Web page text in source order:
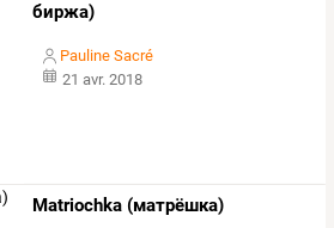
биржа)
Pauline Sacré
21 avr. 2018
Matriochka (матрёшка)